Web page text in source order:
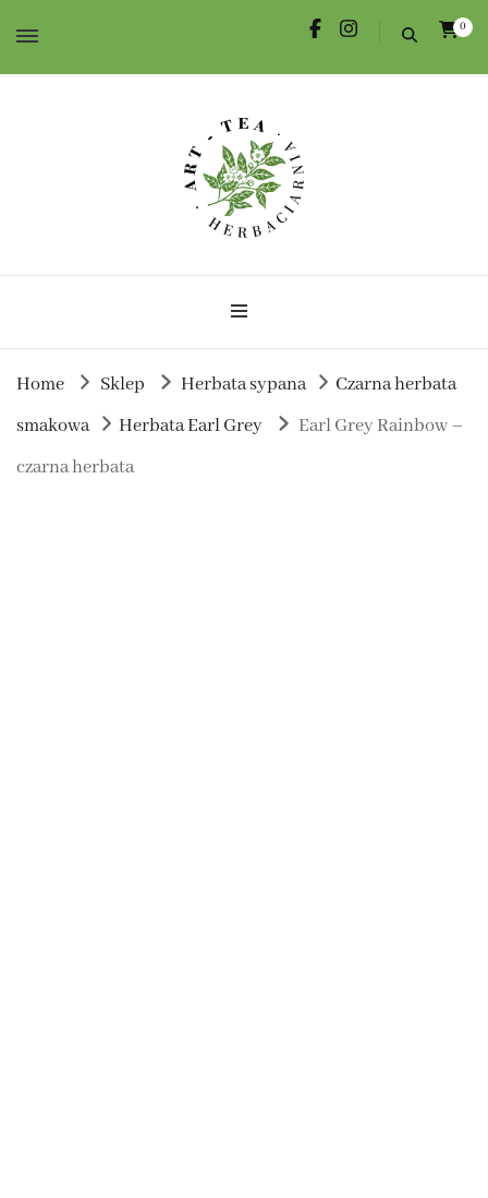
0
Herbaciarnia Art-Tea
Home Sklep Herbata sypana
Czarna herbata
smakowa
Herbata Earl Grey
Earl Grey Rainbow –
czarna herbata